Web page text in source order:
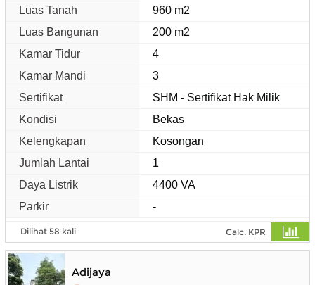
Luas Tanah
960 m2
Luas Bangunan
200 m2
Kamar Tidur
4
Kamar Mandi
3
Sertifikat
SHM - Sertifikat Hak Milik
Kondisi
Bekas
Kelengkapan
Kosongan
Jumlah Lantai
1
Daya Listrik
4400 VA
Parkir
-
Dilihat 58 kali Calc. KPR
Adijaya